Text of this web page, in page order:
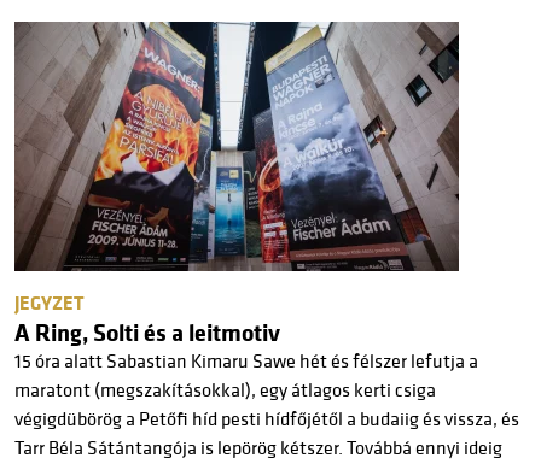
JEGYZET
A Ring, Solti és a leitmotiv
15 óra alatt Sabastian Kimaru Sawe hét és félszer lefutja a
maratont (megszakításokkal), egy átlagos kerti csiga
végigdübörög a Petőfi híd pesti hídfőjétől a budaiig és vissza, és
Tarr Béla Sátántangója is lepörög kétszer. Továbbá ennyi ideig